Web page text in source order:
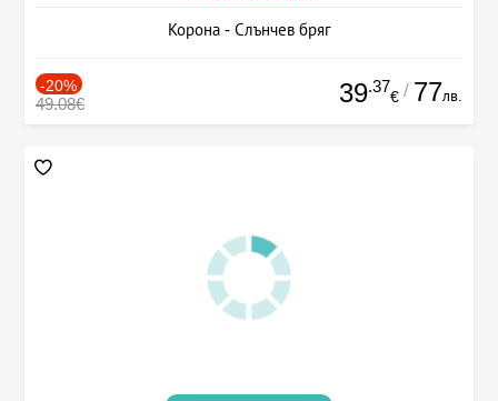
Корона - Слънчев бряг
-20%
49.08€ 39.37
€ / 77лв.